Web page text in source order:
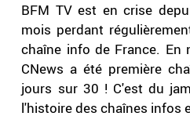
BFM TV est en crise
mois perdant
chaîne info de France. En
CNews a été première
jours sur 30 ! C'est du
l'histoire des chaînes infos